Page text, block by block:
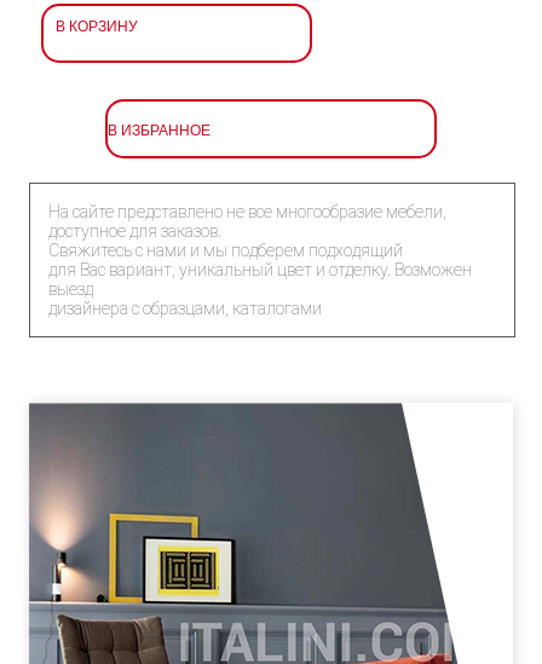
В КОРЗИНУ
В ИЗБРАННОЕ
На сайте представлено не все многообразие мебели,
доступное для заказов.
Свяжитесь с нами и мы подберем подходящий
для Вас вариант, уникальный цвет и отделку. Возможен
выезд
дизайнера с образцами, каталогами